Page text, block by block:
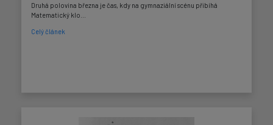
Druhá polovina března je čas, kdy na gymnaziální scénu přibíhá
Matematický klo...
Celý článek